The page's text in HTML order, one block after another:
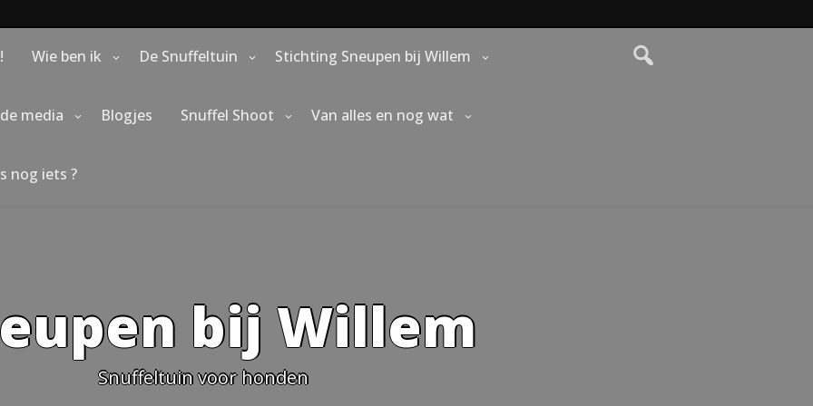
Wie ben ik De Snuffeltuin Stichting Sneupen bij Willem
media Blogjes Snuffel Shoot Van alles en nog wat
nog iets ?
bij Willem
Snuffeltuin voor honden